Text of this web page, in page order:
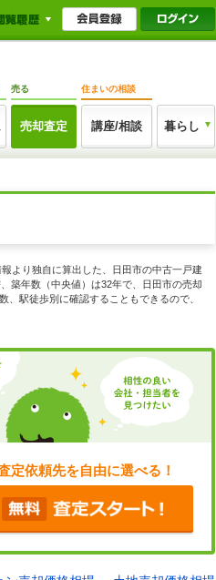
売る
売却査定
住まいの相談
講座/相談 暮らし
より独自に算出した、日田市の中古一戸建
築年数（中央値）は32年で、日田市の売却
駅徒歩別に確認することもできるので、
定依頼先を自由に選べる！